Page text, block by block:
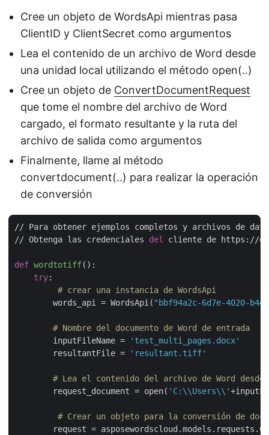
Cree un objeto de WordsApi mientras pasa
ClientID y ClientSecret como argumentos
Lea el contenido de un archivo de Word desde
una unidad local utilizando el método open(..)
Cree un objeto de ConvertDocumentRequest
que tome el nombre del archivo de Word
cargado, el formato resultante y la ruta del
archivo de salida como argumentos
Finalmente, llame al método
convertdocument(..) para realizar la operación
de conversión
// Para obtener ejemplos completos y archivos de
// Obtenga las credenciales del cliente de https://
def wordtotiff():
try:
# crear una instancia de WordsApi
        words_api = WordsApi(
"bbf94a2c-6d7e-4020-
# Nombre del documento de Word de entrada
        inputFileName =
'test_multi_pages.docx'
        resultantFile =
'resultant.tiff'
# Lea el contenido del archivo de Word
        request_document = open(
'C:\\Users\\'
# Crear un objeto para la conversión de
request =